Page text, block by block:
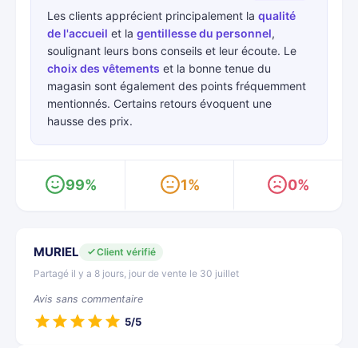
Les clients apprécient principalement la qualité
de l'accueil et la gentillesse du personnel,
soulignant leurs bons conseils et leur écoute. Le
choix des vêtements et la bonne tenue du
magasin sont également des points fréquemment
mentionnés. Certains retours évoquent une
hausse des prix.
99% 1% 0%
MURIEL
Client vérifié
Partagé il y a 8 jours, jour de vente le 30 juillet
Avis sans commentaire
5/5